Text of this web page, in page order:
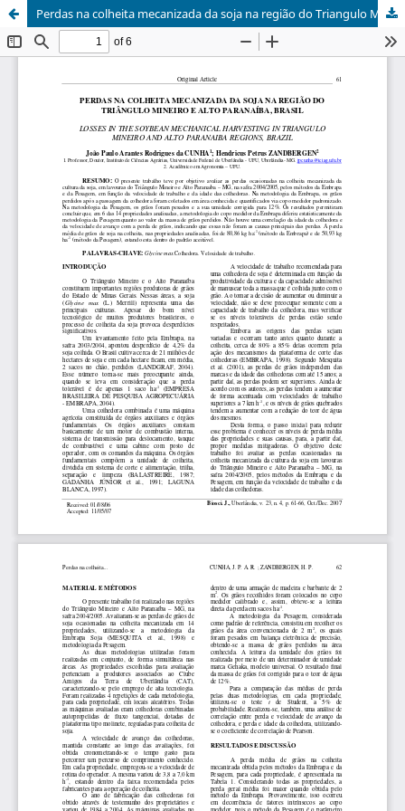
Perdas na colheita mecanizada da soja na região do Triangulo Mineiro e Alto Paranaíba